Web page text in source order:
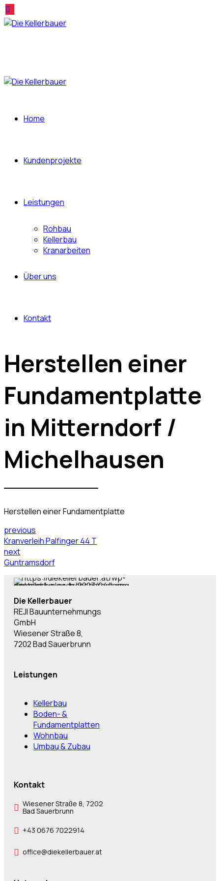
Home
Kundenprojekte
Leistungen
Rohbau
Kellerbau
Kranarbeiten
Über uns
Kontakt
Herstellen einer
Fundamentplatte
in Mitterndorf /
Michelhausen
Herstellen einer Fundamentplatte
previous
Kranverleih Palfinger 44 T
next
Guntramsdorf
Die Kellerbauer
REJI Bauunternehmungs
GmbH
Wiesener Straße 8,
7202 Bad Sauerbrunn
Leistungen
Kellerbau
Boden- &
Fundamentplatten
Wohnbau
Umbau & Zubau
Kontakt
Wiesener Straße 8, 7202
Bad Sauerbrunn
+43 0676 7022914
office@diekellerbauer.at